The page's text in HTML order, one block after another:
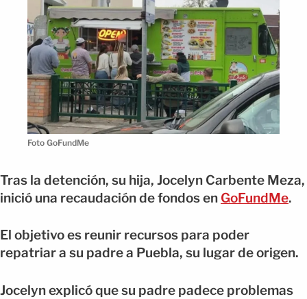
Foto GoFundMe
Tras la detención, su hija, Jocelyn Carbente Meza,
inició una recaudación de fondos en GoFundMe.
El objetivo es reunir recursos para poder
repatriar a su padre a Puebla, su lugar de origen.
Jocelyn explicó que su padre padece problemas